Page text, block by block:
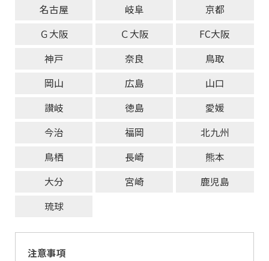
名古屋
岐阜
京都
Ｇ大阪
Ｃ大阪
FC大阪
神戸
奈良
鳥取
岡山
広島
山口
讃岐
徳島
愛媛
今治
福岡
北九州
鳥栖
長崎
熊本
大分
宮崎
鹿児島
琉球
注意事項